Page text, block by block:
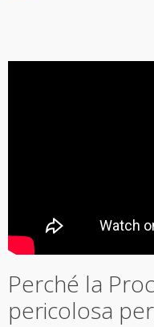
Perché la
pericolosa